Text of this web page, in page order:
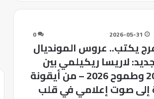
2026-05-31
0
يكتب.. عروس المونديال
لاريسا ريكيلمي بين
ذاكرة 2010 وطموح 2026 – من أيقونة
إلى صوت إعلامي في قلب